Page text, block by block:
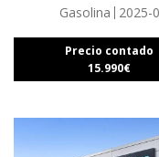
Gasolina 2025-
Precio contado
15.990€